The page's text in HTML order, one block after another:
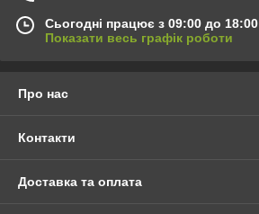
Сьогодні працює з 09:00 до 18:00
Показати весь графік роботи
Про нас
Контакти
Доставка та оплата